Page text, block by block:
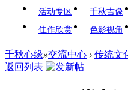
活动专区 千秋吉像
佳作欣赏
色影视角
千秋心缘»交流中心 › 传统文
返回列表